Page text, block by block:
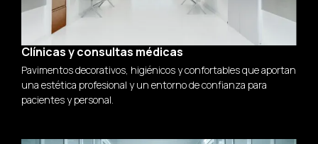
Clínicas y consultas médicas
Pavimentos decorativos, higiénicos y confortables que aportan
una estética profesional y un entorno de confianza para
pacientes y personal.